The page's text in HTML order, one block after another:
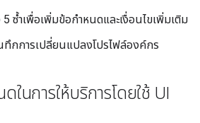
ซ้ำเพื่อเพิ่มข้อกำหนดและเงื่อนไขเพิ่มเติม
ทึกการเปลี่ยนแปลงโปรไฟล์องค์กร
ในการให้บริการโดยใช้ UI